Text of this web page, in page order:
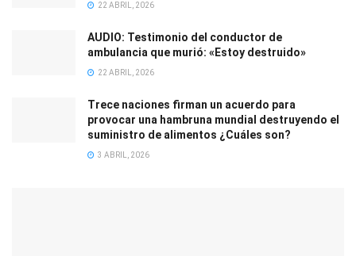
22 ABRIL, 2026
AUDIO: Testimonio del conductor de
ambulancia que murió: «Estoy destruido»
22 ABRIL, 2026
Trece naciones firman un acuerdo para
provocar una hambruna mundial destruyendo el
suministro de alimentos ¿Cuáles son?
3 ABRIL, 2026